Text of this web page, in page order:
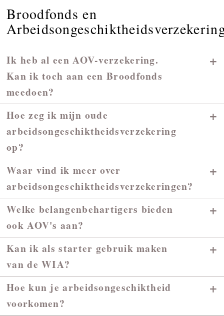
Broodfonds en
Ik heb al een AOV-verzekering.
Kan ik toch aan een Broodfonds
meedoen?
+
Hoe zeg ik mijn oude
arbeidsongeschiktheidsverzekering
op?
+
Waar vind ik meer over
arbeidsongeschiktheidsverzekeringen?
+
Welke belangenbehartigers bieden
ook AOV's aan?
+
Kan ik als starter gebruik maken
van de WIA?
+
Hoe kun je arbeidsongeschiktheid
voorkomen?
+